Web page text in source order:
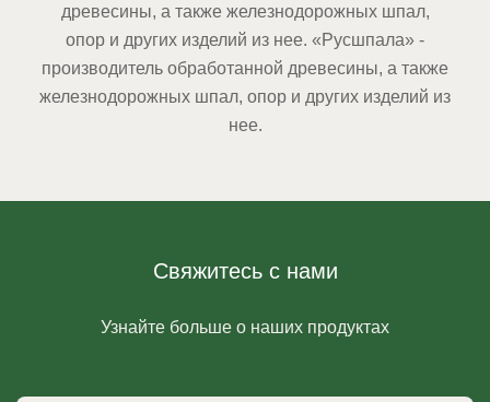
древесины, а также железнодорожных шпал,
опор и других изделий из нее. «Русшпала» -
производитель обработанной древесины, а также
железнодорожных шпал, опор и других изделий из
нее.
Свяжитесь с нами
Узнайте больше о наших продуктах